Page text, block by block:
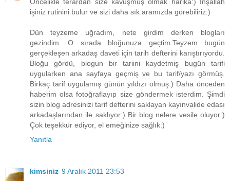
Öncelikle terardan size kavuşmuş olmak harika:) İnşallah
işiniz rutinini bulur ve sizi daha sık aramızda görebiliriz:)
Dün teyzeme uğradım, nete girdim derken blogları
gezindim. O sırada bloğunuza geçtim.Teyzem bugün
gerçekleşen arkadaş daveti için tarih defterini karıştırıyordu.
Bloğu gördü, blogun bir tariini kaydetmiş bugün tarifi
uygularken ana sayfaya geçmiş ve bu tarif/yazı görmüş.
Birkaç tarif uygulamış günün yıldızı olmuş:) Daha önceden
haberim olsa fotoğraflayıp size göndermek isterdim. Şimdi
sizin blog adresinizi tarif defterini saklayan kayınvalide edası
arkadaşlarından ile saklıyor:) Bir blog nelere vesile oluyor:)
Çok teşekkür ediyor, el emeğinize sağlık:)
Yanıtla
kimsiniz 9 Aralık 2011 23:53